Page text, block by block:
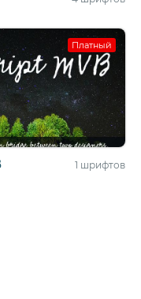
Платный
1 шрифтов